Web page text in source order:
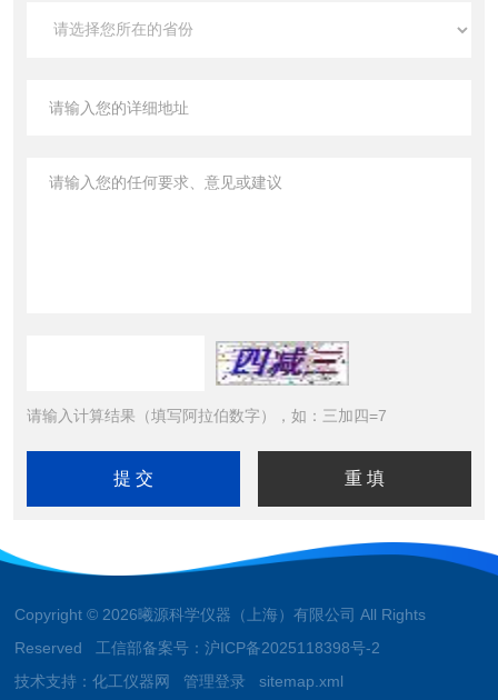
请输入计算结果（填写阿拉伯数字），如：三加四=7
Copyright © 2026曦源科学仪器（上海）有限公司 All Rights
Reserved 工信部备案号：沪ICP备2025118398号-2
技术支持：化工仪器网 管理登录 sitemap.xml